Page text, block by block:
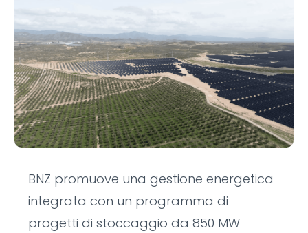
BNZ promuove una gestione energetica
integrata con un programma di
progetti di stoccaggio da 850 MW